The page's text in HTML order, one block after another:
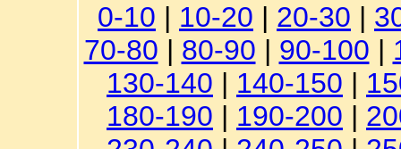
0-10 | 10-20 | 20-30 |
70-80 | 80-90 | 90-100 |
130-140 | 140-150 |
180-190 | 190-200 |